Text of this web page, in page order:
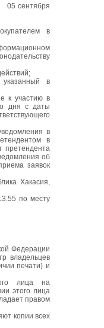
05 сентября
в
в
к участию в
дня с даты
в
в
претендента
об
заявок
Хакасия,
по месту
Федерации
владельцев
печати) и
лица на
этого лица
правом
копии всех